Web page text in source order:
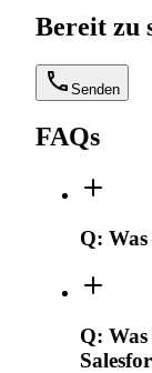
Bereit zu
Senden
FAQs
Q:
Q: